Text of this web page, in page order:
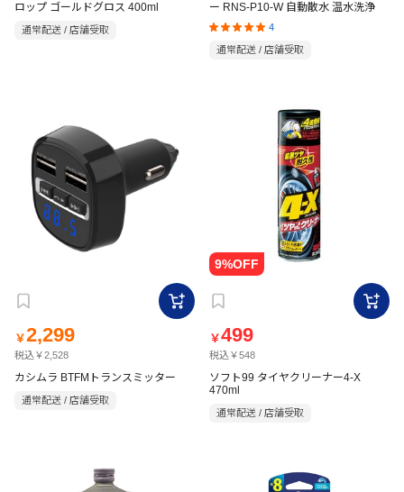
ロップ ゴールドグロス 400ml
通常配送 / 店舗受取
ー RNS-P10-W 自動散水 温水洗浄
4
通常配送 / 店舗受取
￥2,299
税込￥2,528
カシムラ BTFMトランスミッター
通常配送 / 店舗受取
￥499
税込￥548
ソフト99 タイヤクリーナー4-X
470ml
通常配送 / 店舗受取